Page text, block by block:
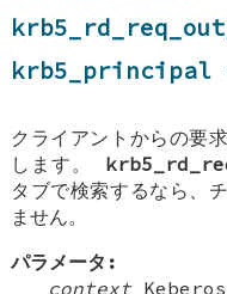
クライアントからの要
します。
タブで検索するなら、
ません。
パラメータ:
contextKeberos